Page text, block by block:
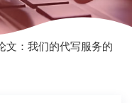
文：我们的代写服务的